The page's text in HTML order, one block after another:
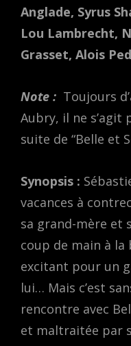
Anglade, Syrus
Lou Lambrecht,
Grasset, Alois
Note : Toujours
Aubry, il ne s’agit
suite de “Belle et
Synopsis :
vacances à
sa grand-mère et
coup de main à
excitant pour un
lui… Mais c’est
rencontre avec
et maltraitée par